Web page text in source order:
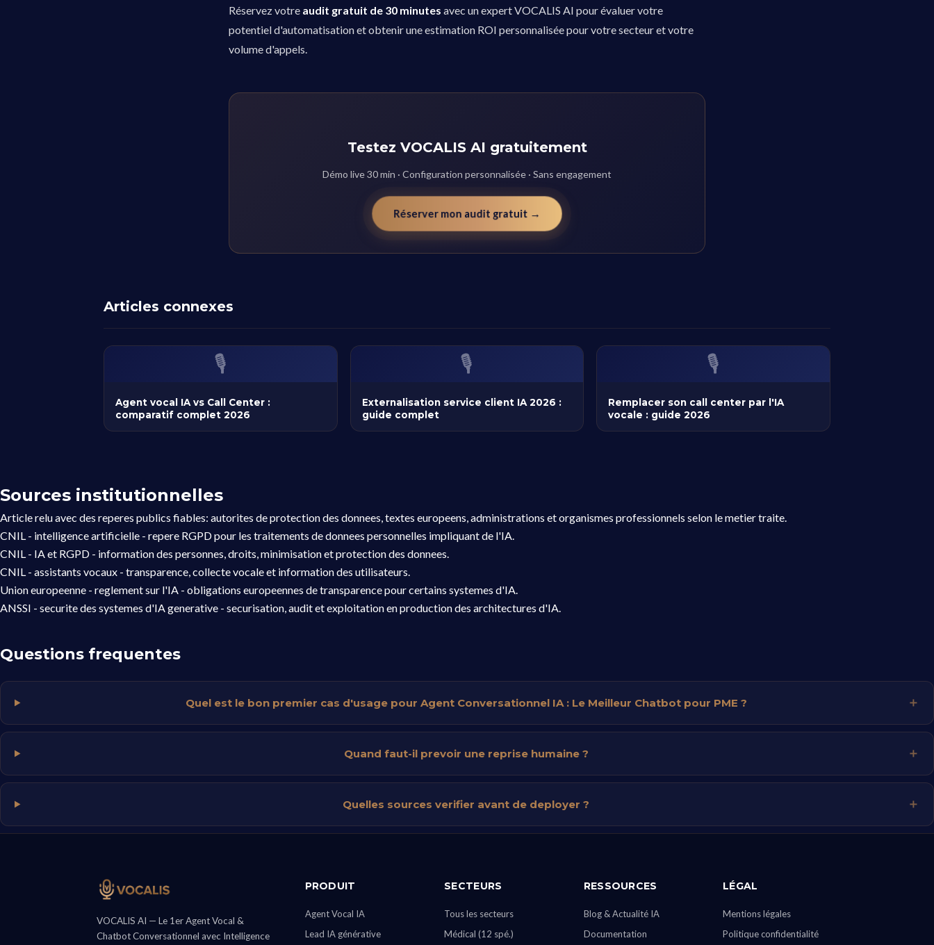
Réservez votre audit gratuit de 30 minutes avec un expert VOCALIS AI pour évaluer votre
potentiel d'automatisation et obtenir une estimation ROI personnalisée pour votre secteur et votre
volume d'appels.
Testez VOCALIS AI gratuitement
Démo live 30 min · Configuration personnalisée · Sans engagement
Réserver mon audit gratuit →
Articles connexes
🎙️
Agent vocal IA vs Call Center :
comparatif complet 2026
🎙️
Externalisation service client IA 2026 :
guide complet
🎙️
Remplacer son call center par l'IA
vocale : guide 2026
Sources institutionnelles
Article relu avec des reperes publics fiables: autorites de protection des donnees, textes europeens, administrations et organismes professionnels selon le metier traite.
CNIL - intelligence artificielle - repere RGPD pour les traitements de donnees personnelles impliquant de l'IA.
CNIL - IA et RGPD - information des personnes, droits, minimisation et protection des donnees.
CNIL - assistants vocaux - transparence, collecte vocale et information des utilisateurs.
Union europeenne - reglement sur l'IA - obligations europeennes de transparence pour certains systemes d'IA.
ANSSI - securite des systemes d'IA generative - securisation, audit et exploitation en production des architectures d'IA.
Questions frequentes
Quel est le bon premier cas d'usage pour Agent Conversationnel IA : Le Meilleur Chatbot pour PME ?
Quand faut-il prevoir une reprise humaine ?
Quelles sources verifier avant de deployer ?
VOCALIS AI — Le 1er Agent Vocal &
Chatbot Conversationnel avec Intelligence
PRODUIT
Agent Vocal IA
Lead IA générative
SECTEURS
Tous les secteurs
Médical (12 spé.)
RESSOURCES
Blog & Actualité IA
Documentation
LÉGAL
Mentions légales
Politique confidentialité